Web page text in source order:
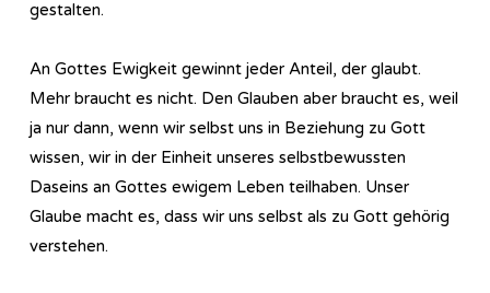
gestalten.
An Gottes Ewigkeit gewinnt jeder Anteil, der glaubt.
Mehr braucht es nicht. Den Glauben aber braucht es, weil
ja nur dann, wenn wir selbst uns in Beziehung zu Gott
wissen, wir in der Einheit unseres selbstbewussten
Daseins an Gottes ewigem Leben teilhaben. Unser
Glaube macht es, dass wir uns selbst als zu Gott gehörig
verstehen.